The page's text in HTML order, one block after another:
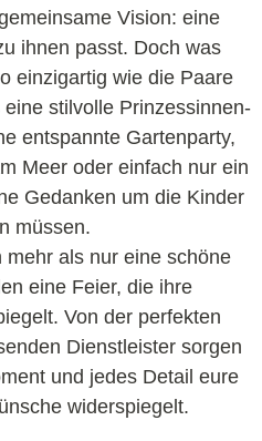
Vision: eine
ihnen passt. Doch was
einzigartig wie die Paare
stilvolle Prinzessinnen-
entspannte Gartenparty,
Meer oder einfach nur ein
Gedanken um die Kinder
müssen.
als nur eine schöne
eine Feier, die ihre
Von der perfekten
Dienstleister sorgen
und jedes Detail eure
widerspiegelt.